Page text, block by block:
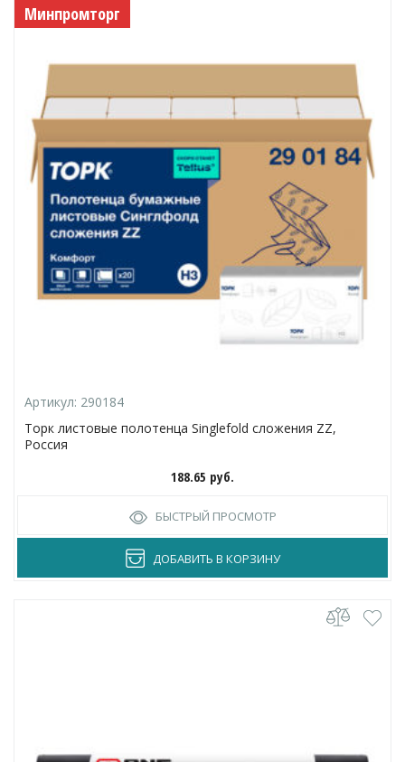
Минпромторг
Артикул: 290184
Торк листовые полотенца Singlefold сложения ZZ,
Россия
188.65 руб.
БЫСТРЫЙ ПРОСМОТР
ДОБАВИТЬ В КОРЗИНУ